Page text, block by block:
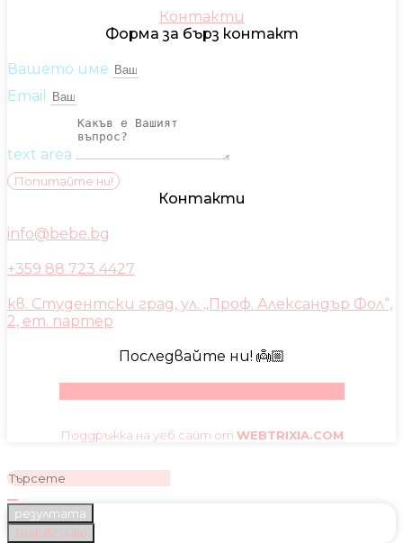
Контакти
Форма за бърз контакт
Вашето име
Email
text area
Попитайте ни!
Контакти
info@bebe.bg
+359 88 723 4427
кв. Студентски град, ул. „Проф. Александър Фол“,
2, ет. партер
Последвайте ни! 👼🏼
Поддръжка на уеб сайт от WEBTRIXIA.COM
резултата
Виж всички